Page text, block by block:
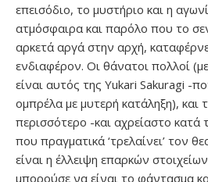
επεισόδιο, το μυστήριο και η
ατμόσφαιρα και παρόλο που το
αρκετά αργά στην αρχή,
ενδιαφέρον. Οι θάνατοι πολλοί
είναι αυτός της Yukari Sakuragi -
ομπρέλα με μυτερή κατάληξη), και
περισσότερο -και αχρείαστο κατά
που πραγματικά ‘τρελαίνει’ τον
είναι η έλλειψη επαρκών
μπορούσε να είναι το φάντασμα